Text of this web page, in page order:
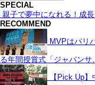
SPECIAL
親子で夢中になれる！成
RECOMMEND
MVPはパリ
る年間授賞式「ジャパン
【Pick Up